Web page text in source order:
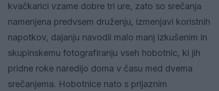
kvačkarici vzame dobre tri ure, zato so srečanja
namenjena predvsem druženju, izmenjavi koristnih
napotkov, dajanju navodil malo manj izkušenim in
skupinskemu fotografiranju vseh hobotnic, ki jih
pridne roke naredijo doma v času med dvema
srečanjema. Hobotnice nato s prijaznim